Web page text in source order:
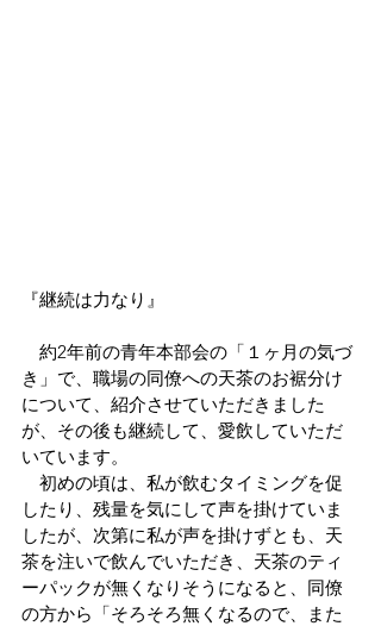
『継続は力なり』
約2年前の青年本部会の「１ヶ月の気づ
き」で、職場の同僚への天茶のお裾分け
について、紹介させていただきました
が、その後も継続して、愛飲していただ
いています。
初めの頃は、私が飲むタイミングを促
したり、残量を気にして声を掛けていま
したが、次第に私が声を掛けずとも、天
茶を注いで飲んでいただき、天茶のティ
ーパックが無くなりそうになると、同僚
の方から「そろそろ無くなるので、また